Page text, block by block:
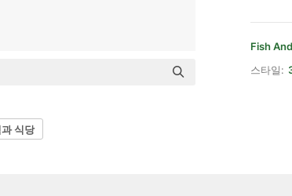
Fish
스타일:
식당